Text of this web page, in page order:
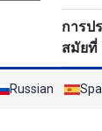
ระหว่
การป
สมัยที่
Russian